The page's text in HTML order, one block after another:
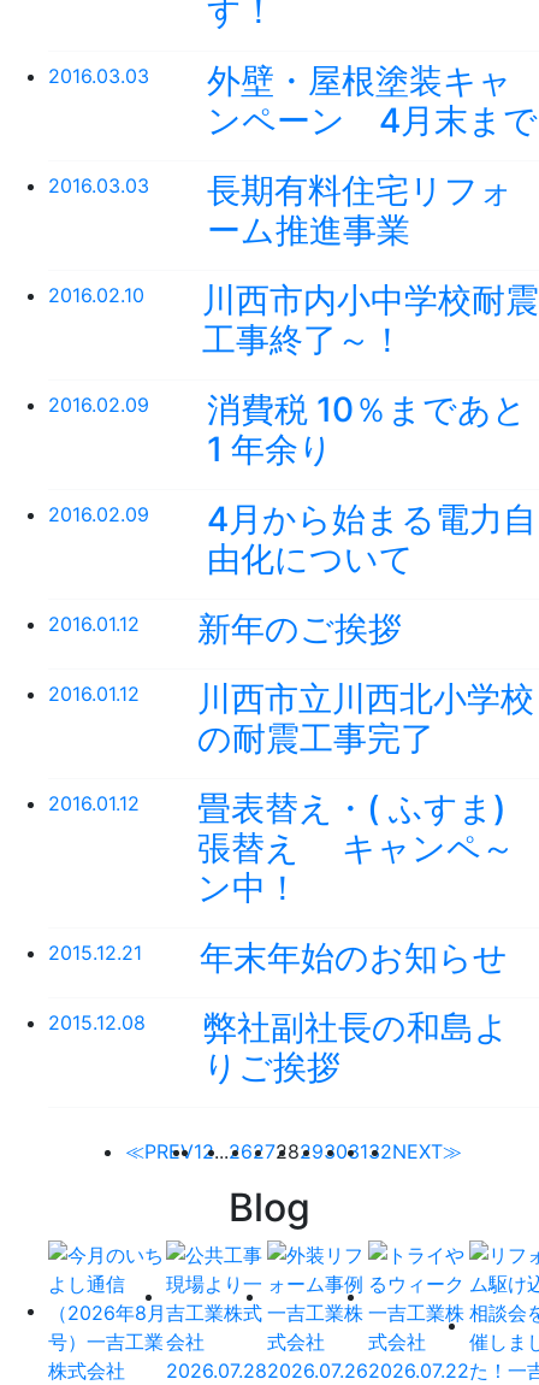
す！
2016.03.03
外壁・屋根塗装キャ
ンペーン 4月末まで
2016.03.03
長期有料住宅リフォ
ーム推進事業
2016.02.10
川西市内小中学校耐震
工事終了～！
2016.02.09
消費税 10％まであと
1 年余り
2016.02.09
4月から始まる電力自
由化について
2016.01.12 新年のご挨拶
2016.01.12
川西市立川西北小学校
の耐震工事完了
2016.01.12
畳表替え・( ふすま)
張替え キャンペ～
ン中！
2015.12.21 年末年始のお知らせ
2015.12.08
弊社副社長の和島よ
りご挨拶
≪PREV12...26272829303132NEXT≫
Blog
2026.07.282026.07.262026.07.22